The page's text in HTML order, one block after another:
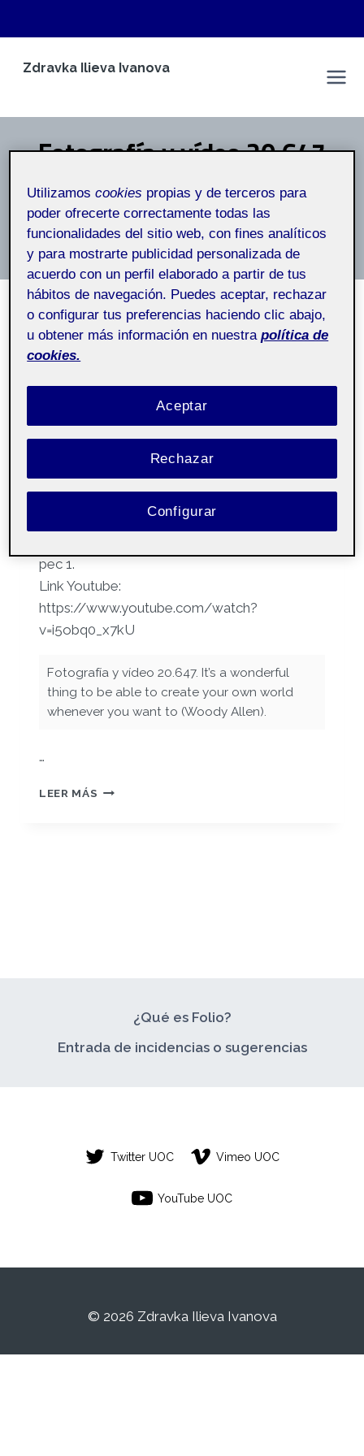
Zdravka Ilieva Ivanova
Fotografía y vídeo 20.647
Inicio / Fotografía y vídeo 20.647
Fotografía y vídeo
SIN CATEGORÍA
PEC 1 Woody Allen
Zdravka Ilieva Ivanova 23 octubre, 2023
1
Fotografía y
pec 1.
Link Youtube:
https://www.youtube.com/watch?
v=i5obq0_x7kU
Fotografía y vídeo 20.647. It’s a wonderful
thing to be able to create your own world
whenever you want to (Woody Allen).
…
LEER MÁS PEC
¿Qué es Folio?
Entrada de incidencias o sugerencias
Twitter UOC Vimeo UOC
YouTube UOC
© 2026 Zdravka Ilieva Ivanova
Utilizamoscookies propias y de terceros para
poder ofrecerte correctamente todas las
funcionalidades del sitio web, con fines analíticos
y para mostrarte publicidad personalizada de
acuerdo con un perfil elaborado a partir de tus
hábitos de navegación. Puedes aceptar, rechazar
o configurar tus preferencias haciendo clic abajo,
u obtener más información en nuestra política de
cookies.
Rechazar
Aceptar
Configurar